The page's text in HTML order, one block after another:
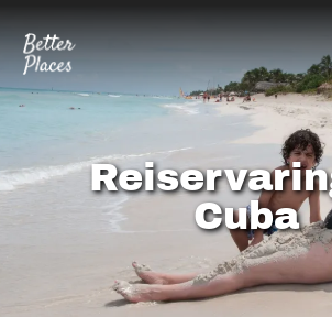
Overslaan
en
naar
de
Cuba